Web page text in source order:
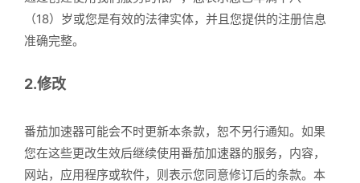
（18）岁或您是有效的法律实体，并且您提供的注册信息
准确完整。
2.修改
番茄加速器可能会不时更新本条款，恕不另行通知。如果
您在这些更改生效后继续使用番茄加速器的服务，内容，
网站，应用程序或软件，则表示您同意修订后的条款。本